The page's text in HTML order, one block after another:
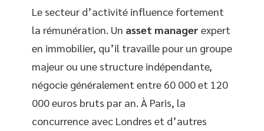
Le secteur d’activité influence fortement
la rémunération. Un asset manager expert
en immobilier, qu’il travaille pour un groupe
majeur ou une structure indépendante,
négocie généralement entre 60 000 et 120
000 euros bruts par an. À Paris, la
concurrence avec Londres et d’autres